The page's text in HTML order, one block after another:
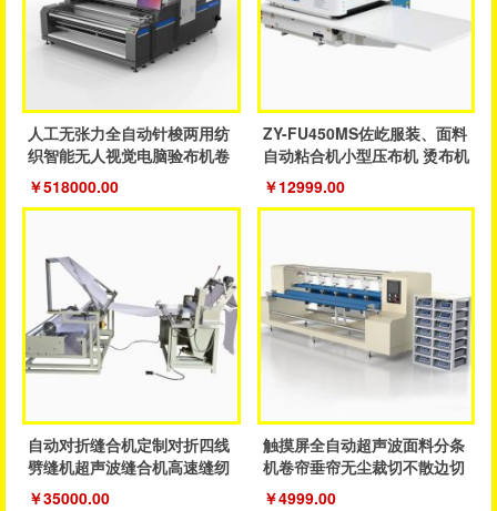
人工无张力全自动针梭两用纺
织智能无人视觉电脑验布机卷
布机
￥518000.00
ZY-FU450MS佐屹服装、面料
自动粘合机小型压布机 烫布机
￥12999.00
自动对折缝合机定制对折四线
劈缝机超声波缝合机高速缝纫
鞋服机
￥35000.00
触摸屏全自动超声波面料分条
机卷帘垂帘无尘裁切不散边切
割设备
￥4999.00